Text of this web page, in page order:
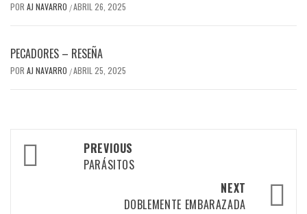
POR AJ NAVARRO /ABRIL 26, 2025
PECADORES – RESEÑA
POR AJ NAVARRO /ABRIL 25, 2025
Post
navigation
PREVIOUS
PARÁSITOS
NEXT
DOBLEMENTE EMBARAZADA